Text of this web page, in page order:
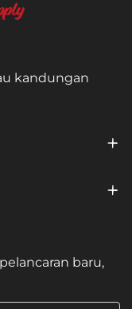
kandungan
baru,